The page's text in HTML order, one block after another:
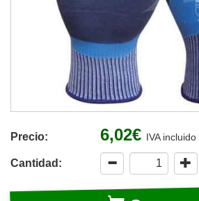
Precio: 6,02€ IVA incluido
Cantidad: